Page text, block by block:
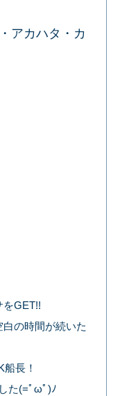
アカハタ・カ
をGET!!
の時間が続いた
長！
た(=ﾟωﾟ)ﾉ